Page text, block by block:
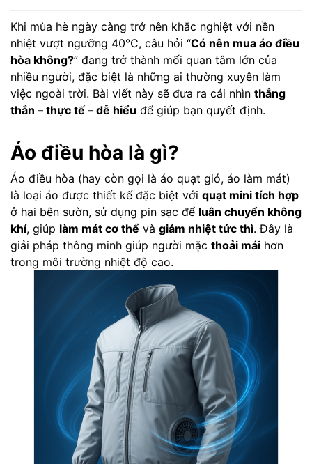
Khi mùa hè ngày càng trở nên khắc nghiệt với nền
nhiệt vượt ngưỡng 40°C, câu hỏi “Có nên mua áo điều
hòa không?” đang trở thành mối quan tâm lớn của
nhiều người, đặc biệt là những ai thường xuyên làm
việc ngoài trời. Bài viết này sẽ đưa ra cái nhìn thẳng
thắn – thực tế – dễ hiểu để giúp bạn quyết định.
Áo điều hòa là gì?
Áo điều hòa (hay còn gọi là áo quạt gió, áo làm mát)
là loại áo được thiết kế đặc biệt với quạt mini tích hợp
ở hai bên sườn, sử dụng pin sạc để luân chuyển không
khí, giúp làm mát cơ thể và giảm nhiệt tức thì. Đây là
giải pháp thông minh giúp người mặc thoải mái hơn
trong môi trường nhiệt độ cao.